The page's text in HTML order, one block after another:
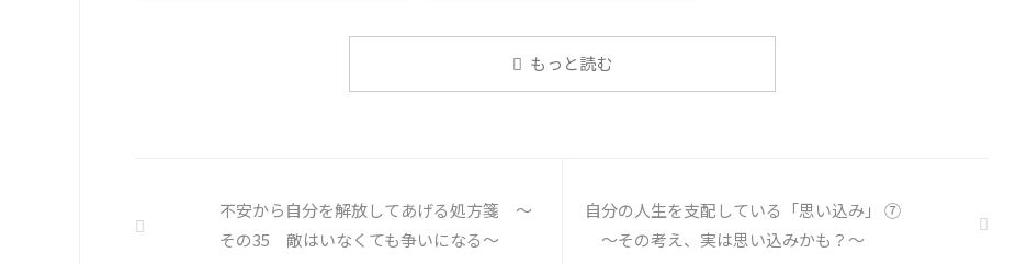
従業員側に懲戒処分を行っている。 利
トラブル案件 ...
ための練習を行います。 私たちは、
様々な状況に対して、口には出さずに
を探す ① 最近、自分が ...
もっと読む
不安から自分を解放してあげる処方箋 ～
その35 敵はいなくても争いになる～
自分の人生を支配している「思い込み」 ⑦
～その考え、実は思い込みかも？～